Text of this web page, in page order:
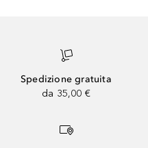
Spedizione gratuita
da 35,00 €